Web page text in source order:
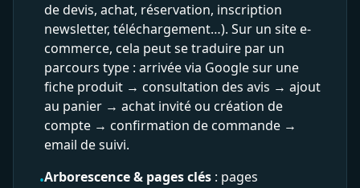
de devis, achat, réservation, inscription
newsletter, téléchargement…). Sur un site e-
commerce, cela peut se traduire par un
parcours type : arrivée via Google sur une
fiche produit → consultation des avis → ajout
au panier → achat invité ou création de
compte → confirmation de commande →
email de suivi.
•Arborescence & pages clés : pages